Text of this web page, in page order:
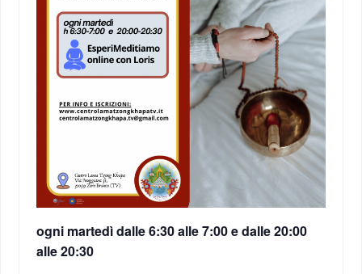
ogni martedì dalle 6:30 alle 7:00 e dalle 20:00
alle 20:30